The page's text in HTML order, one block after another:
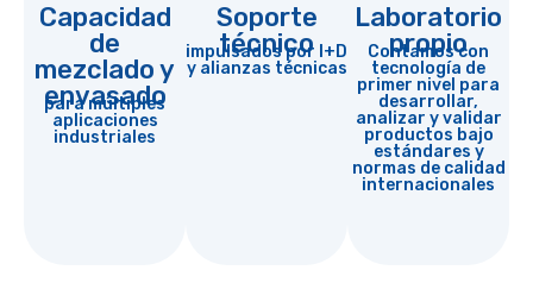
Capacidad
de
mezclado y
envasado
para múltiples
aplicaciones
industriales
Soporte
técnico
impulsados por I+D
y alianzas técnicas
Laboratorio
propio
Contamos con
tecnología de
primer nivel para
desarrollar,
analizar y validar
productos bajo
estándares y
normas de calidad
internacionales